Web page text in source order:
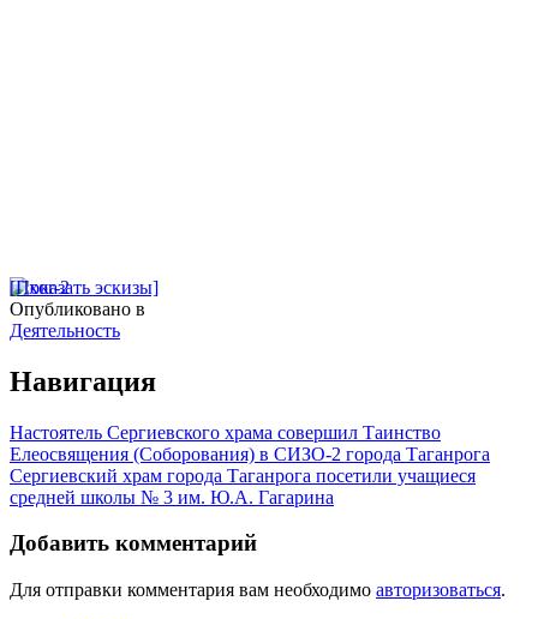
[Показать эскизы]
Опубликовано в
Деятельность
Навигация
Настоятель Сергиевского храма совершил Таинство
Елеосвящения (Соборования) в СИЗО-2 города Таганрога
Сергиевский храм города Таганрога посетили учащиеся
средней школы № 3 им. Ю.А. Гагарина
Добавить комментарий
Для отправки комментария вам необходимо авторизоваться.